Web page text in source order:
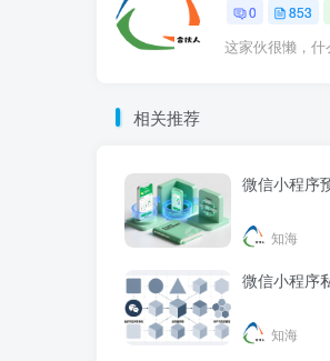
0 853
这家伙很懒，
相关推荐
微信小程序
知海
微信小程序
知海